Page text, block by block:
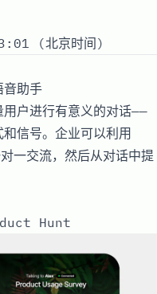
(北京时间)
音助手
户进行有意义的对话——
信号。企业可以利用
一交流，然后从对话中提
Hunt